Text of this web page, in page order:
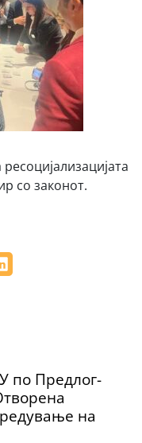
со законот.
по Предлог-
на